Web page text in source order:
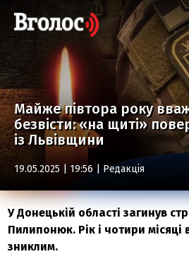
Майже півтора року
безвісти: «на щиті»
із Львівщини
19.05.2025 | 19:56 |Редакція
У Донецькій області загинув
Пилипонюк. Рік і чотири місяці
зниклим.